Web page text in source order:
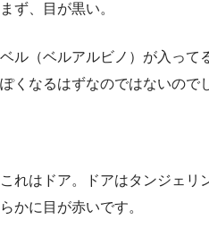
まず、目が黒い。
ベル（ベルアルビノ）が入って
ぽくなるはずなのではないので
これはドア。ドアはタンジェリ
らかに目が赤いです。